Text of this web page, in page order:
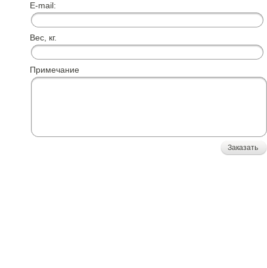
E-mail:
Вес, кг.
Примечание
Заказать